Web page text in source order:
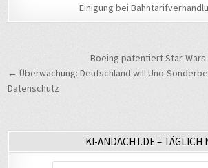
Einigung bei
Beitragsnavigation
Boeing patentiert Star-
← Überwachung: Deutschland will Uno-
Datenschutz
KI-ANDACHT.DE – TÄGLICH